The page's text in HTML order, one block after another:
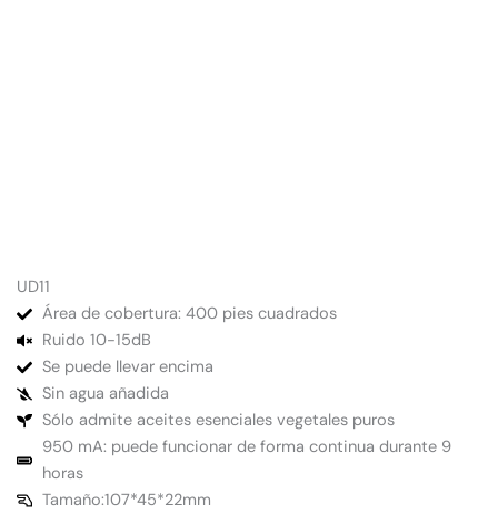
UD11
Área de cobertura: 400 pies cuadrados
Ruido 10-15dB
Se puede llevar encima
Sin agua añadida
Sólo admite aceites esenciales vegetales puros
950 mA: puede funcionar de forma continua durante 9
horas
Tamaño:107*45*22mm